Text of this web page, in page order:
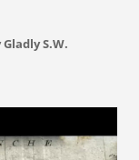
S.W.